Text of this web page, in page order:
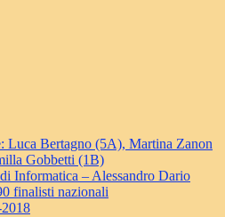
Luca Bertagno (5A), Martina Zanon
Gobbetti (1B)
Informatica – Alessandro Dario
finalisti nazionali